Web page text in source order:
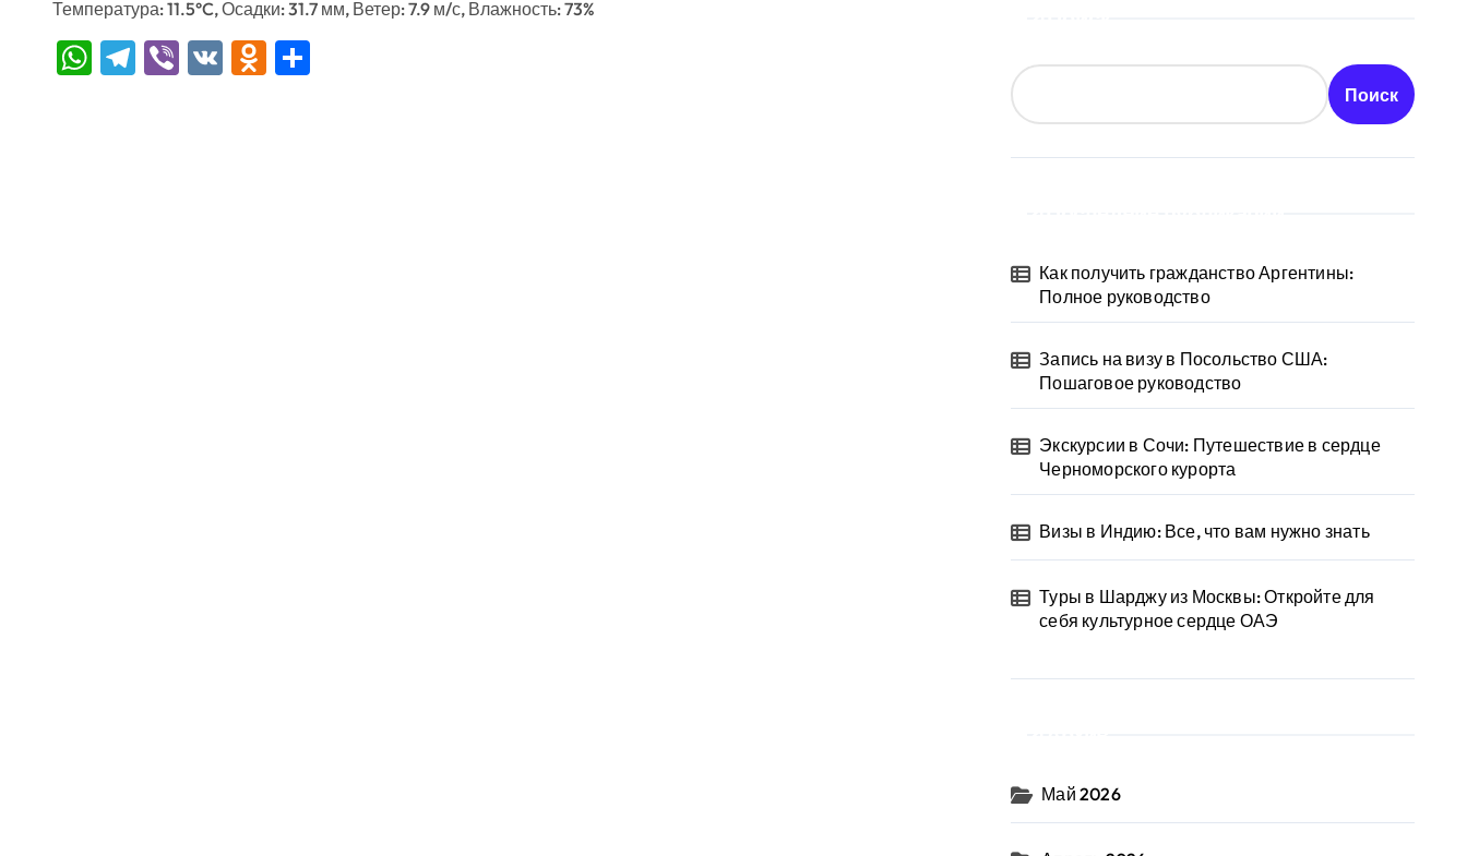
Температура: 11.5°C, Осадки: 31.7 мм, Ветер: 7.9 м/с, Влажность: 73%
WhatsApp
Telegram
Viber
VK Odnoklassniki
Поиск
Как получить гражданство Аргентины:
Полное руководство
Запись на визу в Посольство США:
Пошаговое руководство
Экскурсии в Сочи: Путешествие в сердце
Черноморского курорта
Визы в Индию: Все, что вам нужно знать
Туры в Шарджу из Москвы: Откройте для
себя культурное сердце ОАЭ
Май 2026